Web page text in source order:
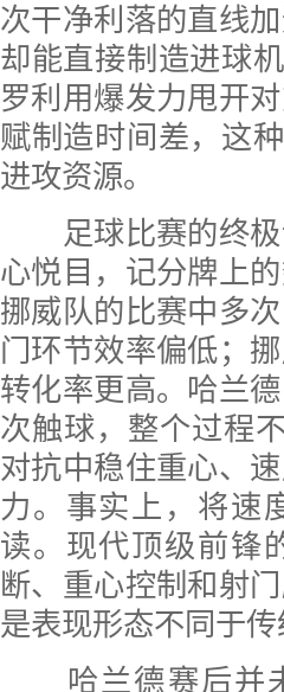
次干净利落的直线
却能直接制造进球
罗利用爆发力甩开
赋制造时间差，这
进攻资源。
足球比赛的终极
心悦目，记分牌上
挪威队的比赛中多
门环节效率偏低；
转化率更高。哈兰
次触球，整个过程
对抗中稳住重心、
力。事实上，将速
读。现代顶级前锋
断、重心控制和射
是表现形态不同于
哈兰德赛后并未